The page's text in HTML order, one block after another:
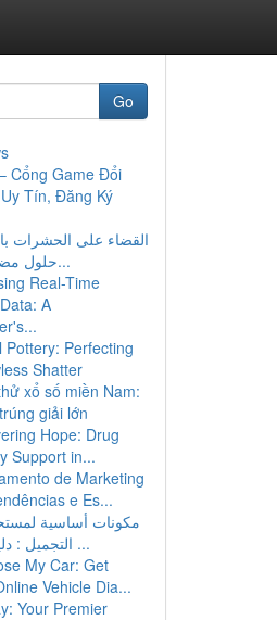
Go
Cổng Game Đổi
Tín, Đăng Ký
القضاء على الحشرات
حلول مضمونة و م...
Real-Time
A
Pottery: Perfecting
Shatter
xổ số miền Nam:
giải lớn
Hope: Drug
Support in...
de Marketing
e Es...
مكونات أساسية
التجميل : دليل شامل ...
My Car: Get
Vehicle Dia...
Your Premier